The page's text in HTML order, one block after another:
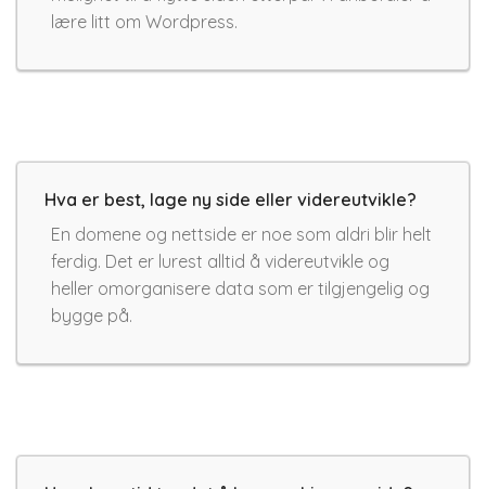
lære litt om Wordpress.
Hva er best, lage ny side eller videreutvikle?
En domene og nettside er noe som aldri blir helt
ferdig. Det er lurest alltid å videreutvikle og
heller omorganisere data som er tilgjengelig og
bygge på.